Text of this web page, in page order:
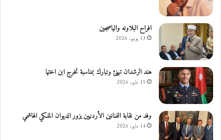
افراح البلاونه والياصجين
13 يونيو، 2026
هند الرشدان تهنئ وتبارك بمناسبة تخرج ابن اختها
15 مايو، 2026
وفد من نقابة الفنانين الأردنيين يزور الديوان الملكي الهاشمي
14 مايو، 2026